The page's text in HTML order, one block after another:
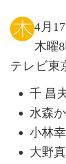
4月
木曜
テレビ東
千 昌
水森
小林
大野